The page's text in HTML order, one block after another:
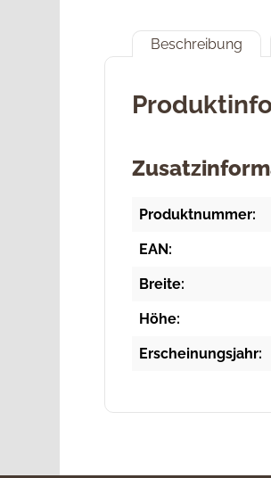
Beschreibung
Produktnummer:
EAN:
Breite:
Höhe:
Erscheinungsjahr: